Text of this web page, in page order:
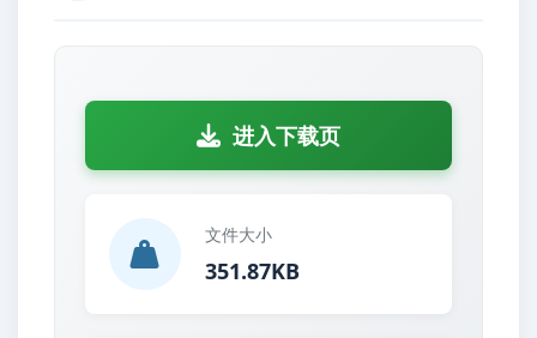
进入下载页
文件大小
351.87KB